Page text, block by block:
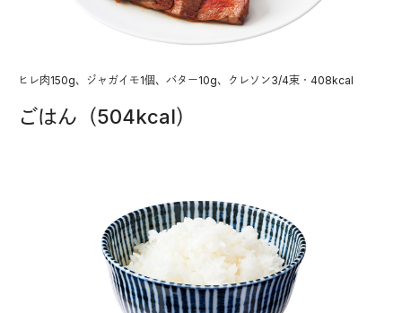
ヒレ肉150g、ジャガイモ1個、バター10g、クレソン3/4束・408kcal
ごはん（504kcal）